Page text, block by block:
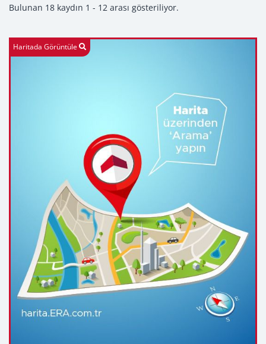
Bulunan 18 kaydın 1 - 12 arası gösteriliyor.
Haritada Görüntüle